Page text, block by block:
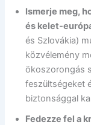
Ismerje meg,
és kelet-
és Szlovákia)
közvélemény
ökoszorongás
feszültségeket
biztonsággal
Fedezze fel a